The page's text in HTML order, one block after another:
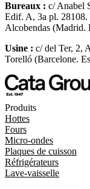
Bureaux : c/ Anabel
Edif. A, 3a pl. 28108.
Alcobendas (Madrid.
Usine : c/ del Ter, 2,
Torelló (Barcelone.
Produits
Hottes
Fours
Micro-ondes
Plaques de cuisson
Réfrigérateurs
Lave-vaisselle